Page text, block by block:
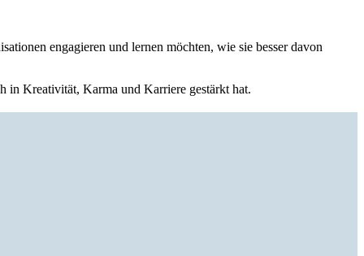
engagieren und lernen möchten, wie sie besser davon
in Kreativität, Karma und Karriere gestärkt hat.